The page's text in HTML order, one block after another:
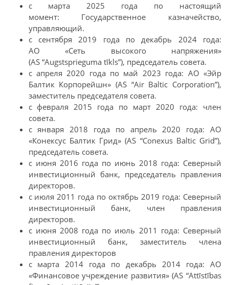
с марта 2025 года по настоящий
момент: Государственное казначейство,
управляющий.
с сентября 2019 года по декабрь 2024 года:
АО «Сеть высокого напряжения»
(AS “Augstsprieguma tīkls”), председатель совета.
с апреля 2020 года по май 2023 года: АО «Эйр
Балтик Корпорейшн» (AS “Air Baltic Corporation”),
заместитель председателя совета.
с февраля 2015 года по март 2020 года: член
совета.
с января 2018 года по апрель 2020 года: АО
«Конексус Балтик Грид» (AS “Conexus Baltic Grid”),
председатель совета.
с июня 2016 года по июнь 2018 года: Северный
инвестиционный банк, председатель правления
директоров.
с июля 2011 года по октябрь 2019 года: Северный
инвестиционный банк, член правления
директоров.
с июня 2008 года по июль 2011 года: Северный
инвестиционный банк, заместитель члена
правления директоров
с марта 2014 года по декабрь 2014 года: АО
«Финансовое учреждение развития» (AS “Attīstības